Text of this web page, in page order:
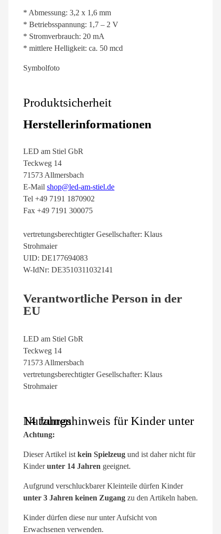
* Abmessung: 3,2 x 1,6 mm
* Betriebsspannung: 1,7 – 2 V
* Stromverbrauch: 20 mA
* mittlere Helligkeit: ca. 50 mcd
Symbolfoto
Produktsicherheit
Herstellerinformationen
LED am Stiel GbR
Teckweg 14
71573 Allmersbach
E-Mail shop@led-am-stiel.de
Tel +49 7191 1870902
Fax +49 7191 300075
vertretungsberechtigter Gesellschafter: Klaus
Strohmaier
UID: DE177694083
W-IdNr: DE3510311032141
Verantwortliche Person in der
EU
LED am Stiel GbR
Teckweg 14
71573 Allmersbach
vertretungsberechtigter Gesellschafter: Klaus
Strohmaier
Nutzungshinweis für Kinder unter 14 Jahren
Achtung:
Dieser Artikel ist kein Spielzeug und ist daher nicht für
Kinderunter 14 Jahren geeignet.
Aufgrund verschluckbarer Kleinteile dürfen Kinder
unter 3 Jahren keinen Zugang zu den Artikeln haben.
Kinder dürfen diese nur unter Aufsicht von
Erwachsenen verwenden.